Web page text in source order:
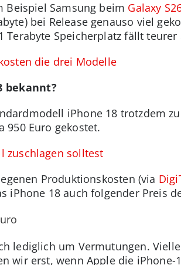
Beispiel Samsung beim Galaxy
bei Release genauso viel
Terabyte Speicherplatz fällt teurer
die drei Modelle
bekannt?
iPhone 18 trotzdem
950 Euro gekostet.
zuschlagen solltest
Produktionskosten (via
iPhone 18 auch folgender Preis
lediglich um Vermutungen.
wir erst, wenn Apple die